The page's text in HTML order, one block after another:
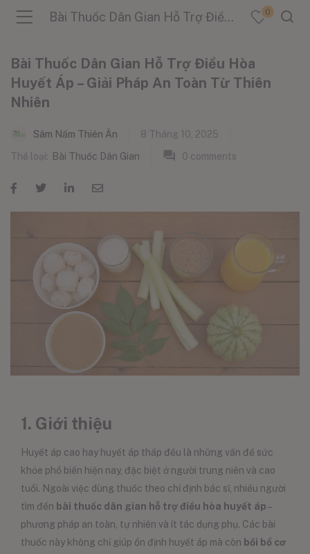
(Tin Tức )
Bài Thuốc Dân Gian Hỗ Trợ Điều Hòa Huyết Áp – Giải Pháp An Toàn Từ Thiên Nhiên 0
Bài Thuốc Dân Gian Hỗ Trợ Điều Hòa
Huyết Áp – Giải Pháp An Toàn Từ Thiên
Nhiên
Sâm Nấm Thiên Ân
8 Tháng 10, 2025
Thể loại: Bài Thuốc Dân Gian 0 comments
1. Giới thiệu
Huyết áp cao hay huyết áp thấp đều là những vấn đề sức
khỏe phổ biến hiện nay, đặc biệt ở người trung niên và cao
tuổi. Ngoài việc dùng thuốc theo chỉ định bác sĩ, nhiều người
tìm đến bài thuốc dân gian hỗ trợ điều hòa huyết áp–
phương pháp an toàn, tự nhiên và ít tác dụng phụ. Các bài
thuốc này không chỉ giúp ổn định huyết áp mà còn bồi bổ cơ